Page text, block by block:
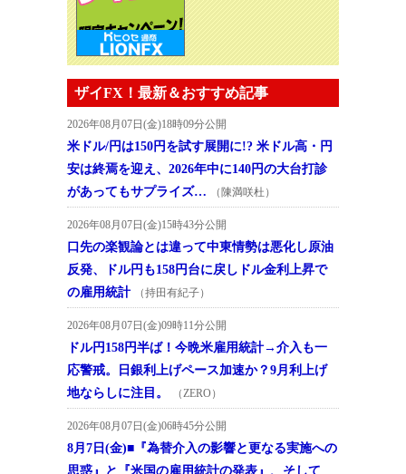
ザイFX！最新＆おすすめ記事
2026年08月07日(金)18時09分公開
米ドル/円は150円を試す展開に!? 米ドル高・円
安は終焉を迎え、2026年中に140円の大台打診
があってもサプライズ…
（陳満咲杜）
2026年08月07日(金)15時43分公開
口先の楽観論とは違って中東情勢は悪化し原油
反発、ドル円も158円台に戻しドル金利上昇で
の雇用統計
（持田有紀子）
2026年08月07日(金)09時11分公開
ドル円158円半ば！今晩米雇用統計→介入も一
応警戒。日銀利上げペース加速か？9月利上げ
地ならしに注目。
（ZERO）
2026年08月07日(金)06時45分公開
8月7日(金)■『為替介入の影響と更なる実施への
思惑』と『米国の雇用統計の発表』、そして